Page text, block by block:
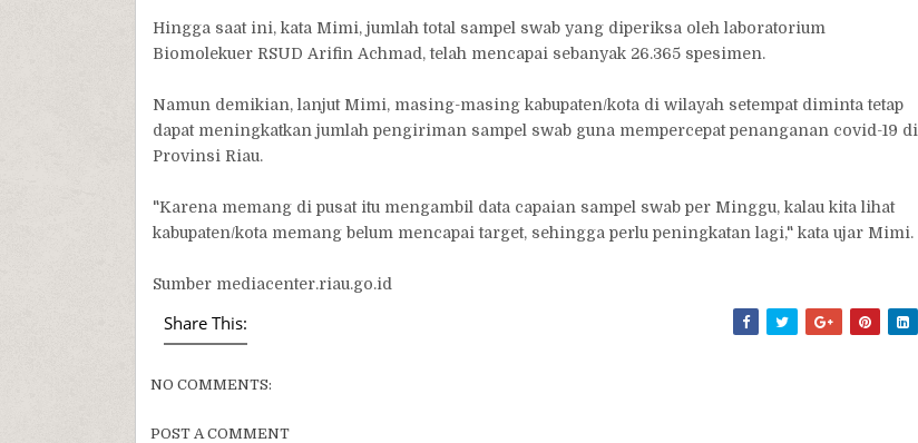
Hingga saat ini, kata Mimi, jumlah total sampel swab yang diperiksa oleh laboratorium
Biomolekuer RSUD Arifin Achmad, telah mencapai sebanyak 26.365 spesimen.
Namun demikian, lanjut Mimi, masing-masing kabupaten/kota di wilayah setempat diminta tetap
dapat meningkatkan jumlah pengiriman sampel swab guna mempercepat penanganan covid-19 di
Provinsi Riau.
"Karena memang di pusat itu mengambil data capaian sampel swab per Minggu, kalau kita lihat
kabupaten/kota memang belum mencapai target, sehingga perlu peningkatan lagi," kata ujar Mimi.
Sumber mediacenter.riau.go.id
Share This:
NO COMMENTS:
POST A COMMENT